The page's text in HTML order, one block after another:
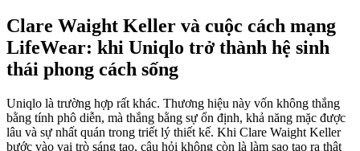
Clare Waight Keller và cuộc cách mạng
LifeWear: khi Uniqlo trở thành hệ sinh
thái phong cách sống
Uniqlo là trường hợp rất khác. Thương hiệu này vốn không thắng
bằng tính phô diễn, mà thắng bằng sự ổn định, khả năng mặc được
lâu và sự nhất quán trong triết lý thiết kế. Khi Clare Waight Keller
bước vào vai trò sáng tạo, câu hỏi không còn là làm sao tạo ra thật